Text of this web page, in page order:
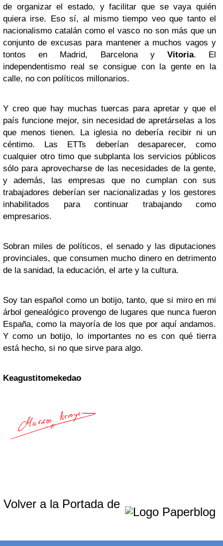
de organizar el estado, y facilitar que se vaya quién
quiera irse. Eso sí, al mismo tiempo veo que tanto el
nacionalismo catalán como el vasco no son más que un
conjunto de excusas para mantener a muchos vagos y
tontos en Madrid, Barcelona y Vitoria. El
independentismo real se consigue con la gente en la
calle, no con políticos millonarios.
Y creo que hay muchas tuercas para apretar y que el
país funcione mejor, sin necesidad de apretárselas a los
que menos tienen. La iglesia no debería recibir ni un
céntimo. Las ETTs deberían desaparecer, como
cualquier otro timo que subplanta los servicios públicos
sólo para aprovecharse de las necesidades de la gente,
y además, las empresas que no cumplan con sus
trabajadores deberían ser nacionalizadas y los gestores
inhabilitados para continuar trabajando como
empresarios.
Sobran miles de políticos, el senado y las diputaciones
provinciales, que consumen mucho dinero en detrimento
de la sanidad, la educación, el arte y la cultura.
Soy tan español como un botijo, tanto, que si miro en mi
árbol genealógico provengo de lugares que nunca fueron
España, como la mayoría de los que por aquí andamos.
Y como un botijo, lo importantes no es con qué tierra
está hecho, si no que sirve para algo.
Keagustitomekedao
Volver a la Portada de